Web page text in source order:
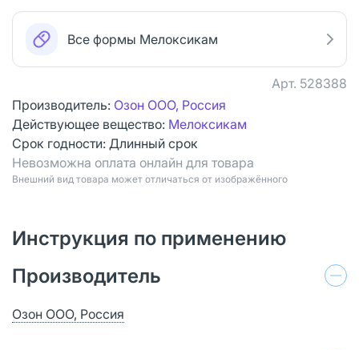
Все формы Мелоксикам
Арт. 528388
Производитель: Озон ООО, Россия
Действующее вещество: Мелоксикам
Срок годности: Длинный срок
Невозможна оплата онлайн для товара
Bнешний вид товара может отличаться от изображённого
Инструкция по применению
Производитель
Озон ООО, Россия